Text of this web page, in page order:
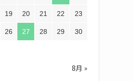
19 20 21 22 23
26 27 28 29 30
8月 »